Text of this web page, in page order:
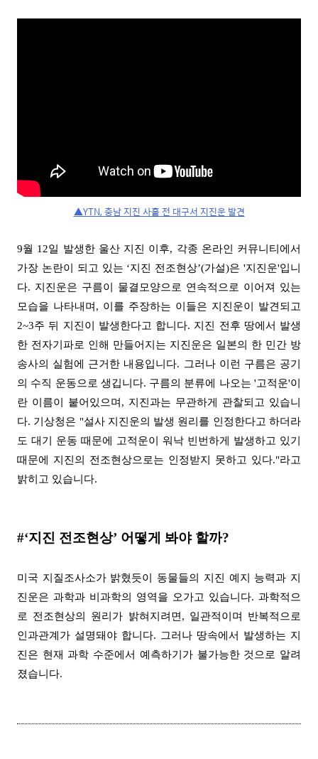
▲YTN, 충남 지진 사흘 전 대구서 지진운 발견
9월 12일 발생한 울산 지진 이후, 각종 온라인 커뮤니티에서
가장 논란이 되고 있는 ‘지진 전조현상’(가설)은'지진운'입니
다. 지진운은 구름이 물결모양으로 연속적으로 이어져 있는
모습을 나타내며 , 이를 주장하는 이들은 지진운이 발견되고
2~3주 뒤 지진이 발생한다고 합니다. 지진 전후 땅에서 발생
한 전자기파로 인해 만들어지는 지진운은 일본의 한 민간 방
송사의 실험에 근거한 내용입니다. 그러나 이런 구름은 공기
의 수직 운동으로 생깁니다. 구름의 분류에 나오는'고적운'이
란 이름이 붙어있으며 , 지진과는 무관하게 관찰되고 있습니
다. 기상청은 "설사 지진운의 발생 원리를 인정한다고 하더라
도 대기 운동 때문에 고적운이 워낙 빈번하게 발생하고 있기
때문에 지진의 전조현상으로는 인정받지 못하고 있다."라고
밝히고 있습니다.
#‘지진 전조현상’ 어떻게 봐야 할까?
미국 지질조사소가 밝혔듯이 동물들의 지진 예지 능력과 지
진운은 과학과 비과학의 영역을 오가고 있습니다. 과학적으
로 전조현상의 원리가 밝혀지려면 , 일관적이며 반복적으로
인과관계가 설명돼야 합니다. 그러나 땅속에서 발생하는 지
진은 현재 과학 수준에서 예측하기가 불가능한 것으로 알려
졌습니다.